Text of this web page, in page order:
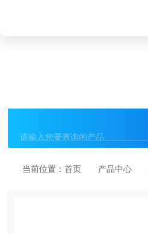
当前位置：首页 产品中心